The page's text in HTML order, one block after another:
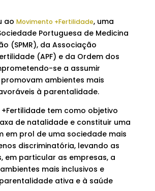
ao Movimento +Fertilidade, uma
Portuguesa de Medicina
(SPMR), da Associação
(APF) e da Ordem dos
se a assumir
ambientes mais
à parentalidade.
+Fertilidade tem como objetivo
de natalidade e constituir uma
em prol de uma sociedade mais
discriminatória, levando as
em particular as empresas, a
mais inclusivos e
ativa e à saúde